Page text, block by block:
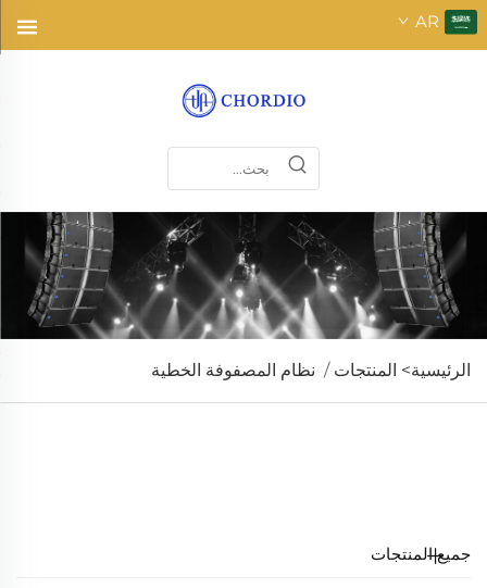
AR
الرئيسية> المنتجات / نظام المصفوفة الخطية
جميع المنتجات